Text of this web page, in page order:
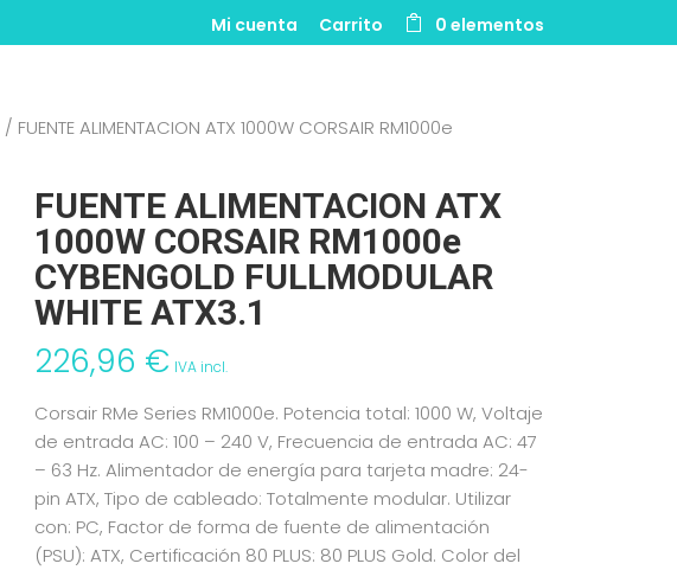
Mi cuenta Carrito 0 elementos
/ FUENTE ALIMENTACION ATX 1000W CORSAIR RM1000e
FUENTE ALIMENTACION ATX
1000W CORSAIR RM1000e
CYBENGOLD FULLMODULAR
WHITE ATX3.1
226,96 € IVA incl.
Corsair RMe Series RM1000e. Potencia total: 1000 W, Voltaje
de entrada AC: 100 – 240 V, Frecuencia de entrada AC: 47
– 63 Hz. Alimentador de energía para tarjeta madre: 24-
pin ATX, Tipo de cableado: Totalmente modular. Utilizar
con: PC, Factor de forma de fuente de alimentación
(PSU): ATX, Certificación 80 PLUS: 80 PLUS Gold. Color del